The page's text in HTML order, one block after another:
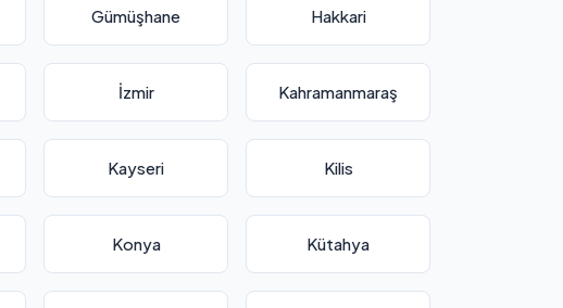
Gümüşhane Hakkari
İzmir Kahramanmaraş
Kayseri Kilis
Konya Kütahya